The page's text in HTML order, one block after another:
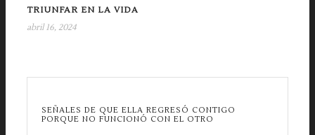
TRIUNFAR EN LA VIDA
abril 16, 2024
SEÑALES DE QUE ELLA REGRESÓ CONTIGO
PORQUE NO FUNCIONÓ CON EL OTRO